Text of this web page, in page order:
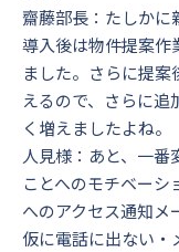
齋藤部長：たしかに
導入後は物件提案作
ました。さらに提
えるので、さらに追
く増えましたよね。
人見様：あと、一番
ことへのモチベーシ
へのアクセス通知メ
仮に電話に出ない・